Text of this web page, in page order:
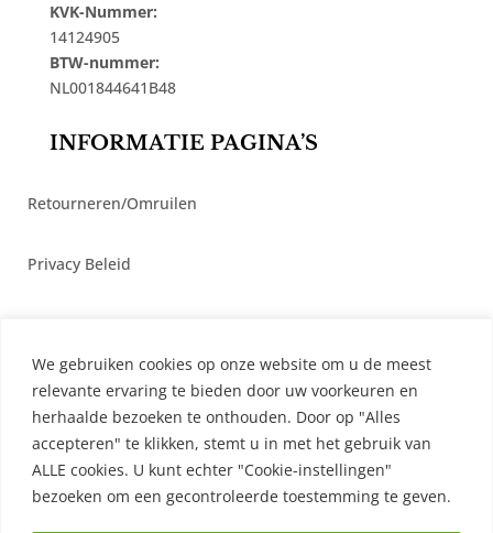
We gebruiken cookies op onze website om u de meest
relevante ervaring te bieden door uw voorkeuren en
herhaalde bezoeken te onthouden. Door op "Alles
accepteren" te klikken, stemt u in met het gebruik van
ALLE cookies. U kunt echter "Cookie-instellingen"
bezoeken om een ​​gecontroleerde toestemming te geven.
KVK-Nummer:
14124905
BTW-nummer:
NL001844641B48
INFORMATIE PAGINA’S
Retourneren/Omruilen
Privacy Beleid
Algemene Voorwaarden
Contact